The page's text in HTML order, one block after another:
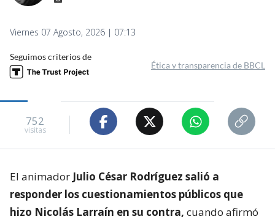
Viernes 07 Agosto, 2026 | 07:13
Seguimos criterios de
Ética y transparencia de BBCL
752
visitas
El animador Julio César Rodríguez salió a
responder los cuestionamientos públicos que
hizo Nicolás Larraín en su contra, cuando afirmó